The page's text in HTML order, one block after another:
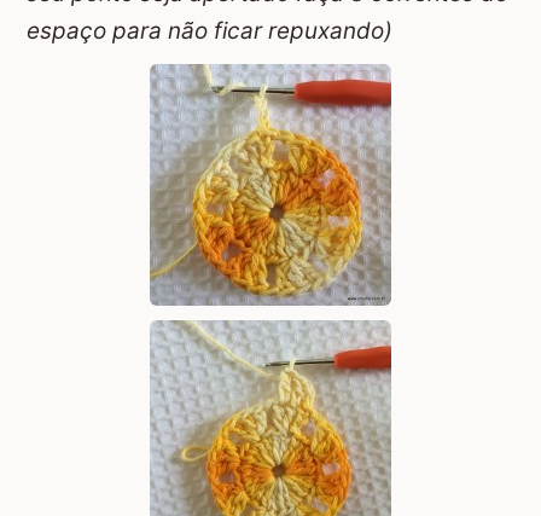
espaço para não ficar repuxando)